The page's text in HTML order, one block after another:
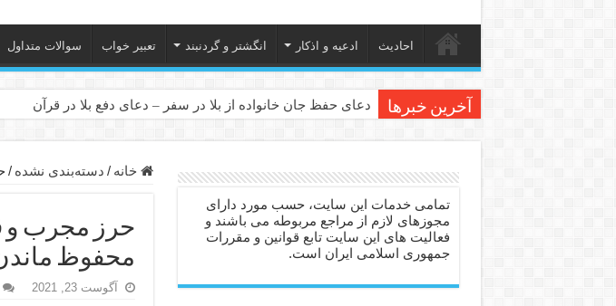
احاديث ادعيه و اذكار انگشتر و گردنبند تعبیر خواب سوالات متداول
آخرین خبرها دعای حفظ جان خانواده از بلا در سفر – دعای دفع بلا در قرآن
دعا برای عاشق شدن طرف مقابل – عاشق کردن طرف مقابل از
دعای حفظ جان عزیزان از بلا در سفر – دعا برای رفع حوادث بد
انواع ذکرهای الهی و خواص آن – مجرب ترین ذکرها برای برآوردن
دعای روزی و رفع فقر – دعای مجرب برای گشایش مالی و برکت
دعای قوی برای حاجات دنیا و آخرت – حاجت روایی و رفع مشکلات
خانه / دسته‌بندی نشده /
حرز مجرب و
محفوظ ماندن
آگوست 23, 2021
تمامی خدمات این سایت، حسب مورد دارای
مجوزهای لازم از مراجع مربوطه می باشند و
فعالیت های این سایت تابع قوانین و مقررات
جمهوری اسلامی ایران است.